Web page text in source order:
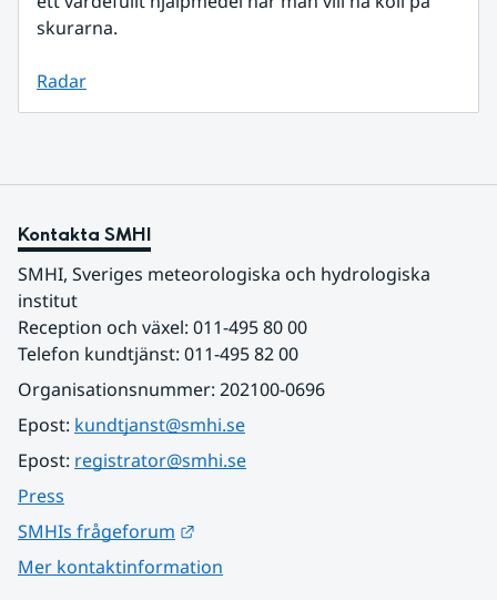
skurarna.
Radar
Kontakta SMHI
SMHI, Sveriges meteorologiska och hydrologiska
institut
Reception och växel: 011-495 80 00
Telefon kundtjänst: 011-495 82 00
Organisationsnummer: 202100-0696
Epost: kundtjanst@smhi.se
Epost: registrator@smhi.se
Press
SMHIs frågeforum
Mer kontaktinformation